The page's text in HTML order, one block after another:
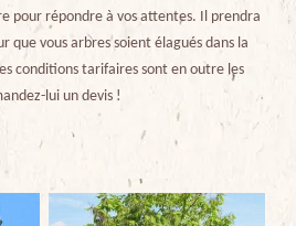
pour répondre à vos attentes. Il prendra
que vous arbres soient élagués dans la
conditions tarifaires sont en outre les
lui un devis !